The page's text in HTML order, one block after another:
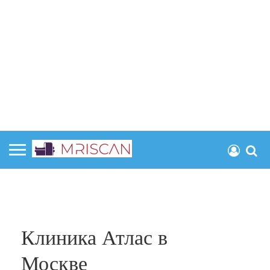
Клиника Атлас в
Москве